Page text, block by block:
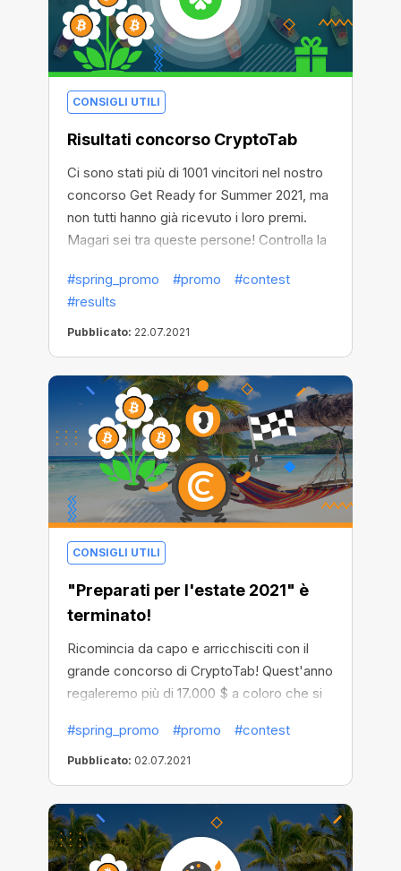
concorsi!
CONSIGLI UTILI
Risultati concorso CryptoTab
Ci sono stati più di 1001 vincitori nel nostro
concorso Get Ready for Summer 2021, ma
non tutti hanno già ricevuto i loro premi.
Magari sei tra queste persone! Controlla la
ti sta aspettando!
#spring_promo #promo
#contest
#results
Pubblicato: 22.07.2021
CONSIGLI UTILI
"Preparati per l'estate 2021" è
terminato!
Ricomincia da capo e arricchisciti con il
grande concorso di CryptoTab! Quest'anno
regaleremo più di 17.000 $ a coloro che si
utenti. Invita il maggior numero di persone
possibile per vincere uno dei 5 premi
principali!
#spring_promo #promo #contest
Pubblicato: 02.07.2021